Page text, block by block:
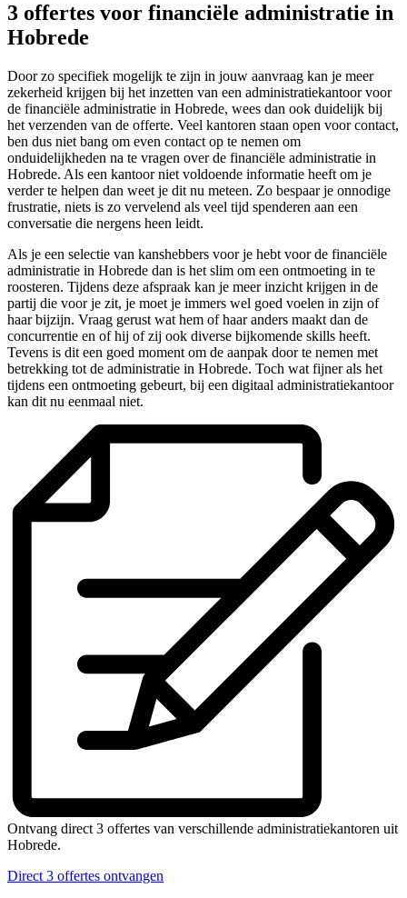
3 offertes voor financiële administratie in
Hobrede
Door zo specifiek mogelijk te zijn in jouw aanvraag kan je meer
zekerheid krijgen bij het inzetten van een administratiekantoor voor
de financiële administratie in Hobrede, wees dan ook duidelijk bij
het verzenden van de offerte. Veel kantoren staan open voor contact,
ben dus niet bang om even contact op te nemen om
onduidelijkheden na te vragen over de financiële administratie in
Hobrede. Als een kantoor niet voldoende informatie heeft om je
verder te helpen dan weet je dit nu meteen. Zo bespaar je onnodige
frustratie, niets is zo vervelend als veel tijd spenderen aan een
conversatie die nergens heen leidt.
Als je een selectie van kanshebbers voor je hebt voor de financiële
administratie in Hobrede dan is het slim om een ontmoeting in te
roosteren. Tijdens deze afspraak kan je meer inzicht krijgen in de
partij die voor je zit, je moet je immers wel goed voelen in zijn of
haar bijzijn. Vraag gerust wat hem of haar anders maakt dan de
concurrentie en of hij of zij ook diverse bijkomende skills heeft.
Tevens is dit een goed moment om de aanpak door te nemen met
betrekking tot de administratie in Hobrede. Toch wat fijner als het
tijdens een ontmoeting gebeurt, bij een digitaal administratiekantoor
kan dit nu eenmaal niet.
Ontvang direct 3 offertes van verschillende administratiekantoren uit
Hobrede.
Direct 3 offertes ontvangen